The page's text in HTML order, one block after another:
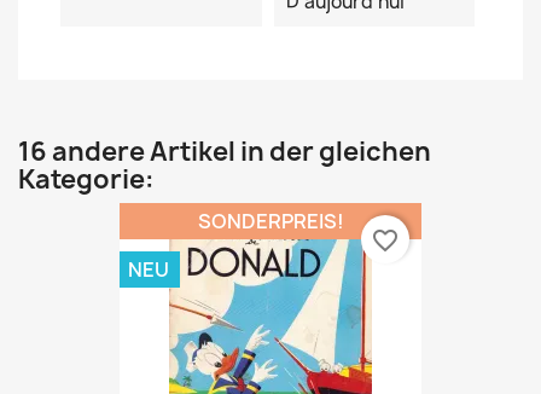
16 andere Artikel in der gleichen
Kategorie:
SONDERPREIS!
NEU
favorite_border